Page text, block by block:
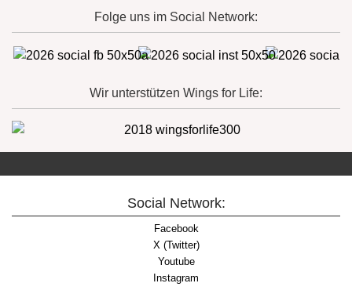
Folge uns im Social Network:
Wir unterstützen Wings for Life:
Social Network:
Facebook
X (Twitter)
Youtube
Instagram